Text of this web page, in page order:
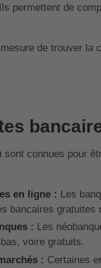
permettent de
de trouver la
sont connues pour
en ligne : Les
bancaires
: Les
voire gratuits.
: Certaines